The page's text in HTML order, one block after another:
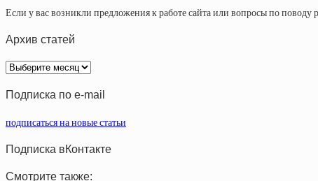
Если у вас возникли предложения к работе сайта или вопросы по
Архив статей
Архив
статей
Подписка по e-mail
подписаться на новые статьи
Подписка вКонтакте
Смотрите также: